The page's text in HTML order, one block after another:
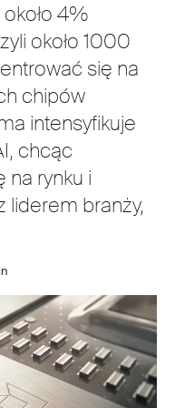
4%
około 1000
się na
chipów
intensyfikuje
chcąc
rynku i
liderem branży,